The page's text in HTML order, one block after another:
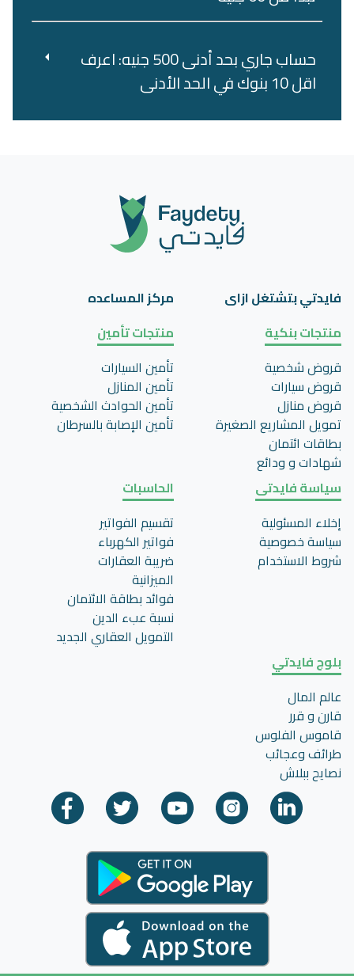
حساب جاري بحد أدنى 500 جنيه: اعرف
اقل 10 بنوك في الحد الأدنى
فايدتي بتشتغل ازاى
مركز المساعده
منتجات بنكية
قروض شخصية
قروض سيارات
قروض منازل
تمويل المشاريع الصغيرة
بطاقات ائتمان
شهادات و ودائع
منتجات تأمين
تأمين السيارات
تأمين المنازل
تأمين الحوادث الشخصية
تأمين اﻹصابة بالسرطان
سياسة فايدتى
إخلاء المسئولية
سياسة خصوصية
شروط الاستخدام
الحاسبات
تقسيم الفواتير
فواتير الكهرباء
ضريبة العقارات
الميزانية
فوائد بطاقة الائتمان
نسبة عبء الدين
التمويل العقاري الجديد
بلوج فايدتي
عالم المال
قارن و قرر
قاموس الفلوس
طرائف وعجائب
نصايح ببلاش